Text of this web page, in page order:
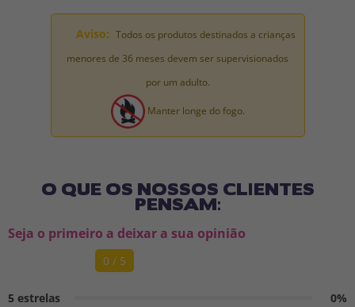
Aviso: Todos os produtos destinados a crianças
menores de 36 meses devem ser supervisionados
por um adulto.
Manter longe do fogo.
O QUE OS NOSSOS CLIENTES
PENSAM:
Seja o primeiro a deixar a sua opinião
0 / 5
5 estrelas
0%